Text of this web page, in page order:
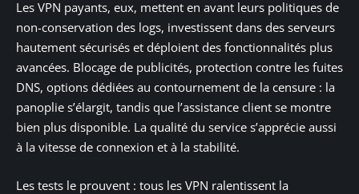
Les VPN payants, eux, mettent en avant leurs politiques de
non-conservation des logs, investissent dans des serveurs
hautement sécurisés et déploient des fonctionnalités plus
avancées. Blocage de publicités, protection contre les fuites
DNS, options dédiées au contournement de la censure : la
panoplie s’élargit, tandis que l’assistance client se montre
bien plus disponible. La qualité du service s’apprécie aussi
à la vitesse de connexion et à la stabilité.
Les tests le prouvent : tous les VPN ralentissent la